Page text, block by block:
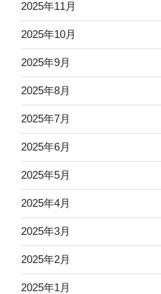
2025年11月
2025年10月
2025年9月
2025年8月
2025年7月
2025年6月
2025年5月
2025年4月
2025年3月
2025年2月
2025年1月